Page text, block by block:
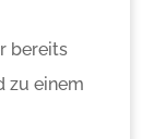
bereits
zu einem